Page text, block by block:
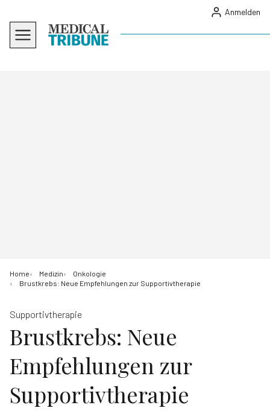
Anmelden
Home Medizin
Onkologie
Brustkrebs: Neue Empfehlungen zur Supportivtherapie
Supportivtherapie
Brustkrebs: Neue
Empfehlungen zur
Supportivtherapie